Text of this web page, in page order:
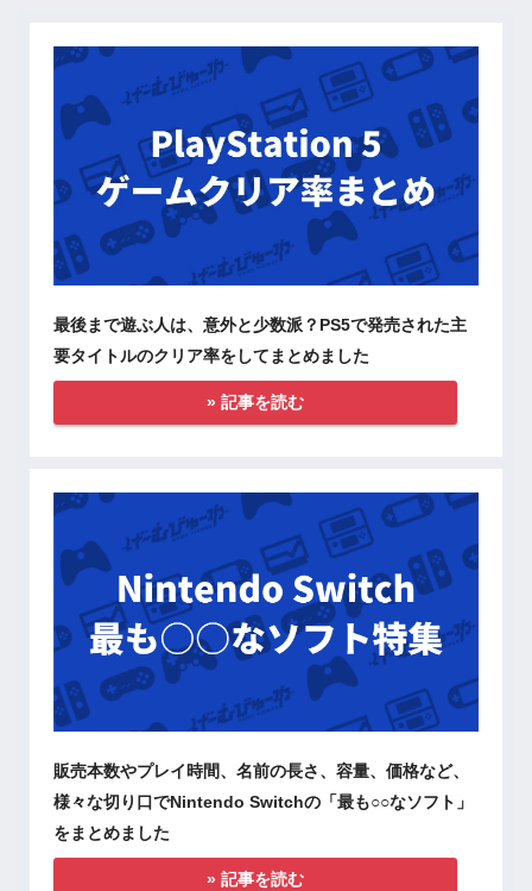
最後まで遊ぶ人は、意外と少数派？PS5で発売された主
要タイトルのクリア率をしてまとめました
» 記事を読む
販売本数やプレイ時間、名前の長さ、容量、価格など、
様々な切り口でNintendo Switchの「最も○○なソフト」
をまとめました
» 記事を読む